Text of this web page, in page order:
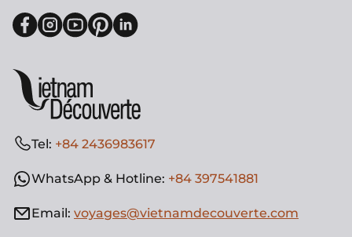
Tel: +84 2436983617
WhatsApp & Hotline: +84 397541881
Email: voyages@vietnamdecouverte.com